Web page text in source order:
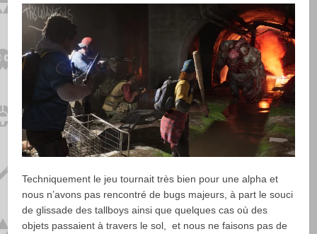
Techniquement le jeu tournait très bien pour une alpha et
nous n’avons pas rencontré de bugs majeurs, à part le souci
de glissade des tallboys ainsi que quelques cas où des
objets passaient à travers le sol, et nous ne faisons pas de